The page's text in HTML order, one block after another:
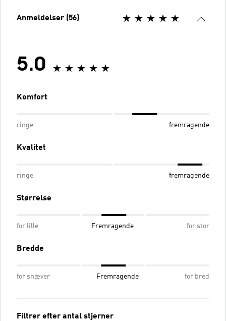
Anmeldelser (56)
5.0
Komfort
ringe fremragende
Kvalitet
ringe fremragende
Størrelse
for lille Fremragende for stor
Bredde
for snæver Fremragende for bred
Filtrer efter antal stjerner